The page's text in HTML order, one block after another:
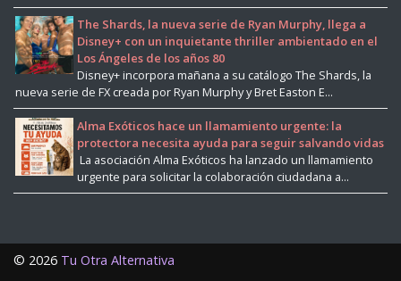
The Shards, la nueva serie de Ryan Murphy, llega a
Disney+ con un inquietante thriller ambientado en el
Los Ángeles de los años 80
Disney+ incorpora mañana a su catálogo The Shards, la
nueva serie de FX creada por Ryan Murphy y Bret Easton E...
Alma Exóticos hace un llamamiento urgente: la
protectora necesita ayuda para seguir salvando vidas
La asociación Alma Exóticos ha lanzado un llamamiento
urgente para solicitar la colaboración ciudadana a...
© 2026 Tu Otra Alternativa